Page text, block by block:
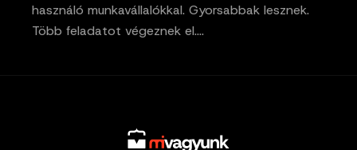
használó munkavállalókkal. Gyorsabbak lesznek.
Több feladatot végeznek el.…